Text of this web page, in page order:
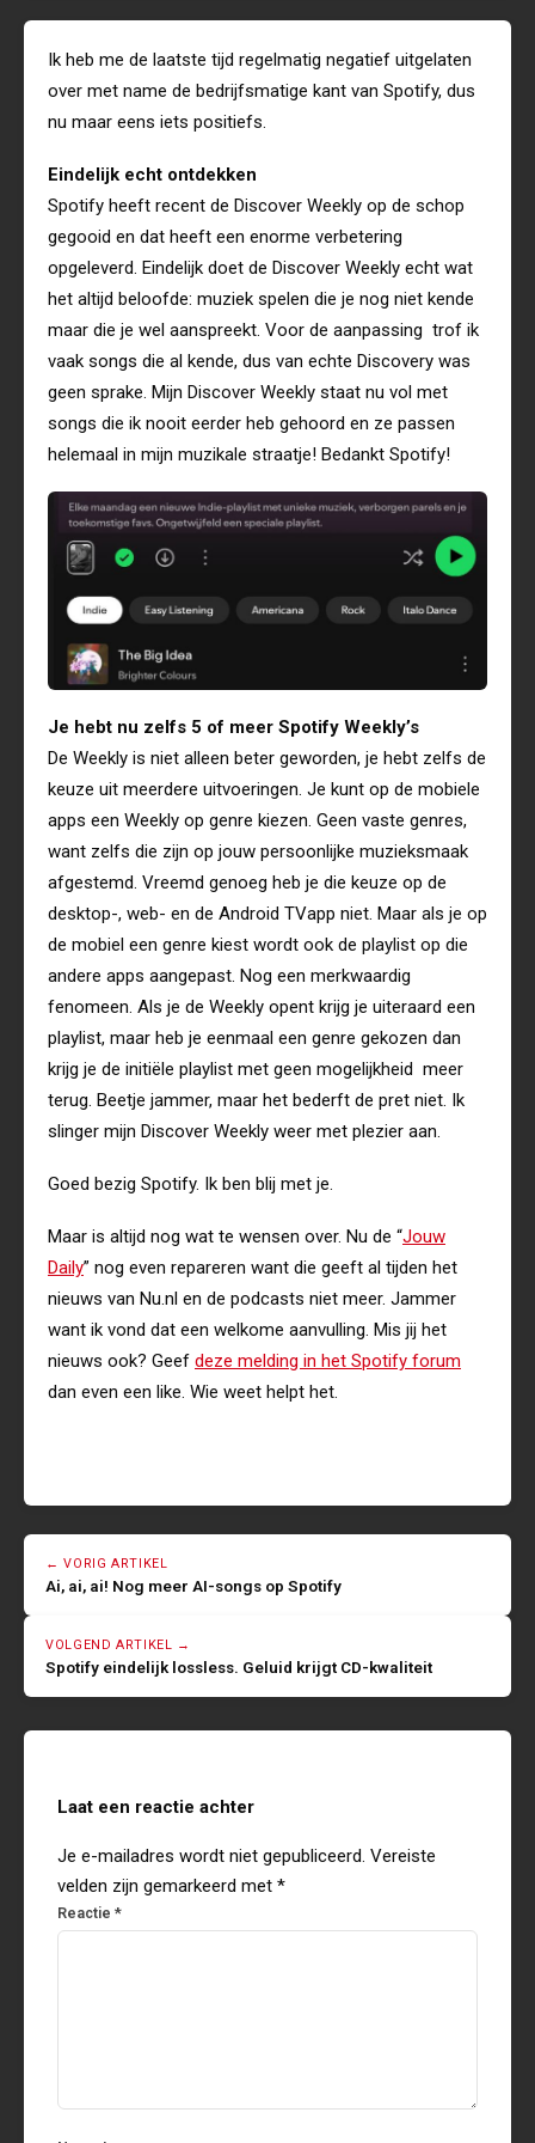
Ik heb me de laatste tijd regelmatig negatief uitgelaten
over met name de bedrijfsmatige kant van Spotify, dus
nu maar eens iets positiefs.
Eindelijk echt ontdekken
Spotify heeft recent de Discover Weekly op de schop
gegooid en dat heeft een enorme verbetering
opgeleverd. Eindelijk doet de Discover Weekly echt wat
het altijd beloofde: muziek spelen die je nog niet kende
maar die je wel aanspreekt. Voor de aanpassing trof ik
vaak songs die al kende, dus van echte Discovery was
geen sprake. Mijn Discover Weekly staat nu vol met
songs die ik nooit eerder heb gehoord en ze passen
helemaal in mijn muzikale straatje! Bedankt Spotify!
Je hebt nu zelfs 5 of meer Spotify Weekly’s
De Weekly is niet alleen beter geworden, je hebt zelfs de
keuze uit meerdere uitvoeringen. Je kunt op de mobiele
apps een Weekly op genre kiezen. Geen vaste genres,
want zelfs die zijn op jouw persoonlijke muzieksmaak
afgestemd. Vreemd genoeg heb je die keuze op de
desktop-, web- en de Android TVapp niet. Maar als je op
de mobiel een genre kiest wordt ook de playlist op die
andere apps aangepast. Nog een merkwaardig
fenomeen. Als je de Weekly opent krijg je uiteraard een
playlist, maar heb je eenmaal een genre gekozen dan
krijg je de initiële playlist met geen mogelijkheid meer
terug. Beetje jammer, maar het bederft de pret niet. Ik
slinger mijn Discover Weekly weer met plezier aan.
Goed bezig Spotify. Ik ben blij met je.
Maar is altijd nog wat te wensen over. Nu de “Jouw
Daily” nog even repareren want die geeft al tijden het
nieuws van Nu.nl en de podcasts niet meer. Jammer
want ik vond dat een welkome aanvulling. Mis jij het
nieuws ook? Geef deze melding in het Spotify forum
dan even een like. Wie weet helpt het.
← VORIG ARTIKEL
Ai, ai, ai! Nog meer AI-songs op Spotify
VOLGEND ARTIKEL →
Spotify eindelijk lossless. Geluid krijgt CD-kwaliteit
Laat een reactie achter
Je e-mailadres wordt niet gepubliceerd. Vereiste
velden zijn gemarkeerd met *
Reactie *